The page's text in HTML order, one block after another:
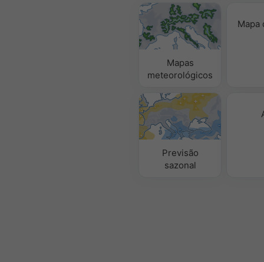
Mapas
meteorológicos
Mapa
Previsão
sazonal